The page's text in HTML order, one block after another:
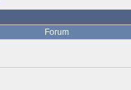
Forum